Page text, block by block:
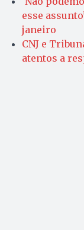
esse
janeiro
CNJ e
atentos a